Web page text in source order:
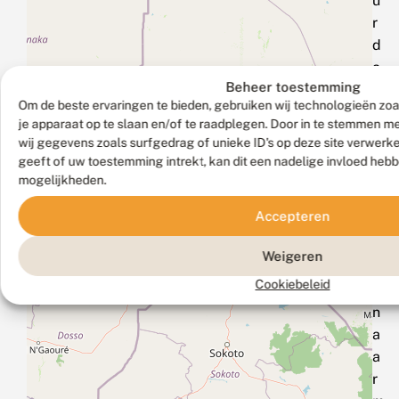
Beheer toestemming
Om de beste ervaringen te bieden, gebruiken wij technologieën
je apparaat op te slaan en/of te raadplegen. Door in te stemmen
wij gegevens zoals surfgedrag of unieke ID's op deze site
geeft of uw toestemming intrekt, kan dit een nadelige invloed
mogelijkheden.
Accepteren
Weigeren
Cookiebeleid
r
d
a
e
n
‑
n
a
a
r